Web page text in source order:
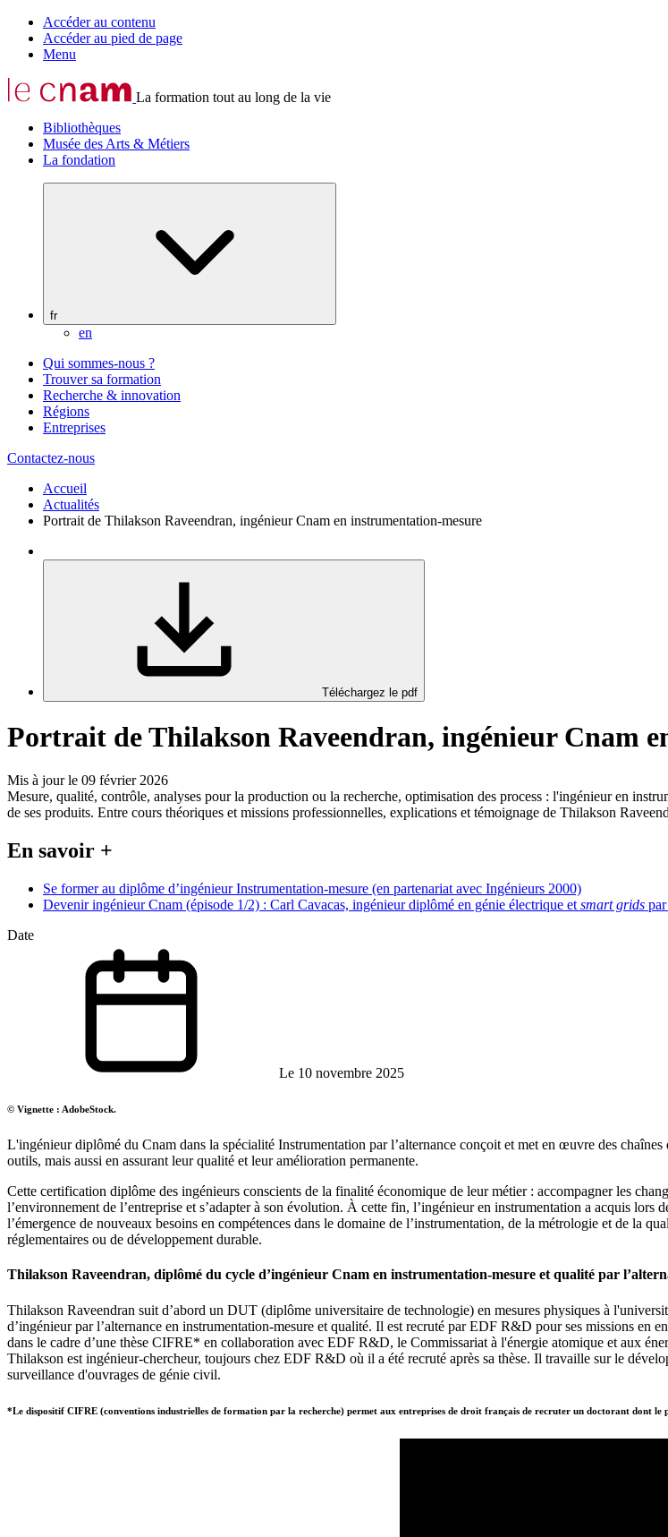
Accéder au contenu
Accéder au pied de page
Menu
La formation tout au long de la vie
Bibliothèques
Musée des Arts & Métiers
La fondation
fr
en
Qui sommes-nous ?
Trouver sa formation
Recherche & innovation
Régions
Entreprises
Contactez-nous
Accueil
Actualités
Portrait de Thilakson Raveendran, ingénieur Cnam en instrumentation-mesure
Téléchargez le pdf
Portrait de Thilakson Raveendran, ingénieur Cnam
Mis à jour le 09 février 2026
Mesure, qualité, contrôle, analyses pour la production ou la recherche, optimisation des process : l'ingénieur en
de ses produits. Entre cours théoriques et missions professionnelles, explications et témoignage de Thilakson
En savoir +
Se former au diplôme d’ingénieur Instrumentation-mesure (en partenariat avec Ingénieurs 2000)
Devenir ingénieur Cnam (épisode 1/2) : Carl Cavacas, ingénieur diplômé en génie électrique et smart grids
Date
Le 10 novembre 2025
© Vignette : AdobeStock.
L'ingénieur diplômé du Cnam dans la spécialité Instrumentation par l’alternance conçoit et met en œuvre des
outils, mais aussi en assurant leur qualité et leur amélioration permanente.
Cette certification diplôme des ingénieurs conscients de la finalité économique de leur métier : accompagner les
l’environnement de l’entreprise et s’adapter à son évolution. À cette fin, l’ingénieur en instrumentation a acquis
l’émergence de nouveaux besoins en compétences dans le domaine de l’instrumentation, de la métrologie et de la
réglementaires ou de développement durable.
Thilakson Raveendran, diplômé du cycle d’ingénieur Cnam en instrumentation-mesure et qualité par
Thilakson Raveendran suit d’abord un DUT (diplôme universitaire de technologie) en mesures physiques à
d’ingénieur par l’alternance en instrumentation-mesure et qualité. Il est recruté par EDF R&D pour ses missions
dans le cadre d’une thèse CIFRE* en collaboration avec EDF R&D, le Commissariat à l'énergie atomique et aux
Thilakson est ingénieur-chercheur, toujours chez EDF R&D où il a été recruté après sa thèse. Il travaille sur le
surveillance d'ouvrages de génie civil.
*Le dispositif CIFRE (conventions industrielles de formation par la recherche) permet aux entreprises de droit français de recruter un doctorant dont le